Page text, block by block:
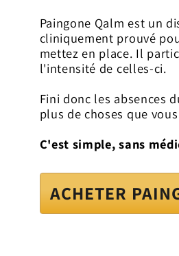
Paingone Qalm est un
cliniquement prouvé
mettez en place. Il
l'intensité de celles-ci.
Fini donc les absences
plus de choses que
C'est simple, sans
ACHETER